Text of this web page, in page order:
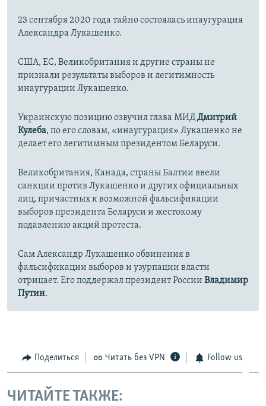
23 сентября 2020 года тайно состоялась инаугурация
Александра Лукашенко.
США, ЕС, Великобритания и другие страны не
признали результаты выборов и легитимность
инаугурации Лукашенко.
Украинскую позицию озвучил глава МИДДмитрий
Кулеба, по его словам, «инаугурация» Лукашенко не
делает его легитимным президентом Беларуси.
Великобритания, Канада, страны Балтии ввели
санкции против Лукашенко и других официальных
лиц, причастных к возможной фальсификации
выборов президента Беларуси и жестокому
подавлению акций протеста.
Сам Александр Лукашенко обвинения в
фальсификации выборов и узурпации власти
отрицает. Его поддержал президент России Владимир
Путин.
Поделиться Читать без VPN Follow us
ЧИТАЙТЕ ТАКЖЕ: